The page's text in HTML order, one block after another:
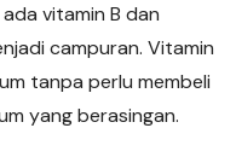
vitamin B dan
campuran. Vitamin
tanpa perlu membeli
yang berasingan.